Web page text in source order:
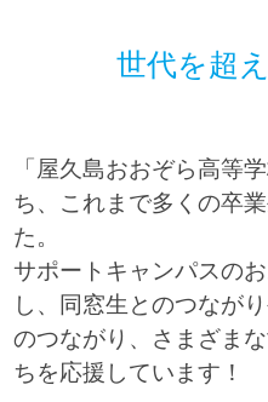
世代を超
「屋久島おおぞら高等
ち、これまで多くの卒
た。
サポートキャンパスの
し、同窓生とのつなが
のつながり、さまざま
ちを応援しています！